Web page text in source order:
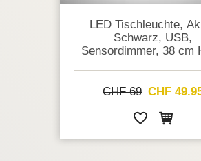
LED Tischleuchte,
Schwarz, USB,
Sensordimmer, 38 cm
CHF 69 CHF